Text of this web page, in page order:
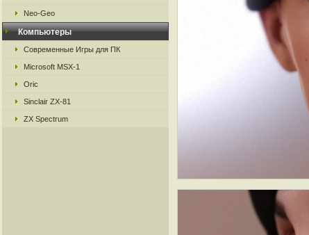
Neo-Geo
Компьютеры
Современные Игры для ПК
Microsoft MSX-1
Oric
Sinclair ZX-81
ZX Spectrum